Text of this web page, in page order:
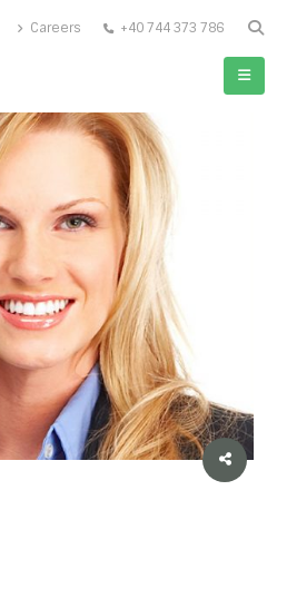
Careers +40 744 373 786